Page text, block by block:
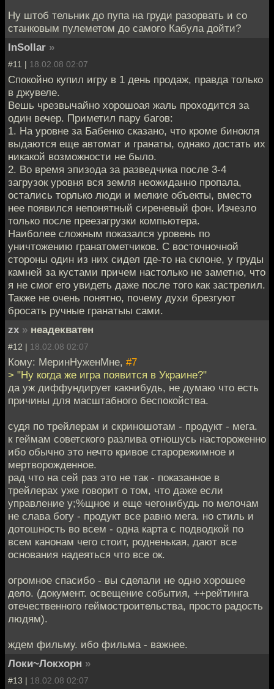
Ну штоб тельник до пупа на груди разорвать и со
станковым пулеметом до самого Кабула дойти?
InSollar »
#11 | 18.02.08 02:07
Спокойно купил игру в 1 день продаж, правда только
в джувеле.
Вешь чрезвычайно хорошоая жаль проходится за
один вечер. Приметил пару багов:
1. На уровне за Бабенко сказано, что кроме бинокля
выдаются еще автомат и гранаты, однако достать их
никакой возможности не было.
2. Во время эпизода за разведчика после 3-4
загрузок уровня вся земля неожиданно пропала,
остались торлько люди и мелкие объекты, вместо
нее появился непонятный сиреневый фон. Изчезло
только после преезагрузки компьютера.
Наиболее сложным показался уровень по
уничтожению гранатометчиков. С восточночной
стороны один из них сидел где-то на склоне, у груды
камней за кустами причем настолько не заметно, что
я не смог его увидеть даже после того как застрелил.
Также не очень понятно, почему духи брезгуют
бросать ручные гранатыы сами.
zx » неадекватен
#12 | 18.02.08 02:07
Кому: МеринНуженМне, #7
> "Ну когда же игра появится в Украине?"
да уж диффундирует какнибудь, не думаю что есть
причины для масштабного беспокойства.
судя по трейлерам и скриношотам - продукт - мега.
к геймам советского разлива отношусь настороженно
ибо обычно это нечто кривое старорежимное и
мертворожденное.
рад что на сей раз это не так - показанное в
трейлерах уже говорит о том, что даже если
управление у;%щное и еще чегонибудь по мелочам
не слава богу - продукт все равно мега. но стиль и
дотошность во всем - одна карта с подводкой по
всем канонам чего стоит, родненькая, дают все
основания надеяться что все ок.
огромное спасибо - вы сделали не одно хорошее
дело. (документ. освещение события, ++рейтинга
отечественного геймостроительства, просто радость
людям).
ждем фильму. ибо фильма - важнее.
Локи~Локхорн »
#13 | 18.02.08 02:07